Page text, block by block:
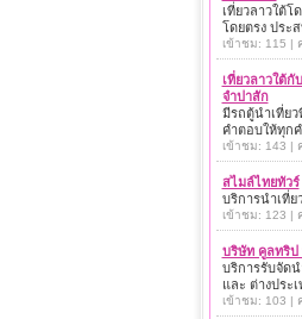
เที่ยวลาวใต้
โดยตรง ประ
เข้าชม: 115 |
เที่ยวลาวใต้กั
จำปาสัก
มีรถตู้นำเที่ย
คำตอบให้ทุก
เข้าชม: 143 |
สไมล์ไทยทัวร์
บริการนำเที่ย
เข้าชม: 123 |
บริษัท คูลทริป
บริการรับจัดน
และ ต่างประ
เข้าชม: 103 |